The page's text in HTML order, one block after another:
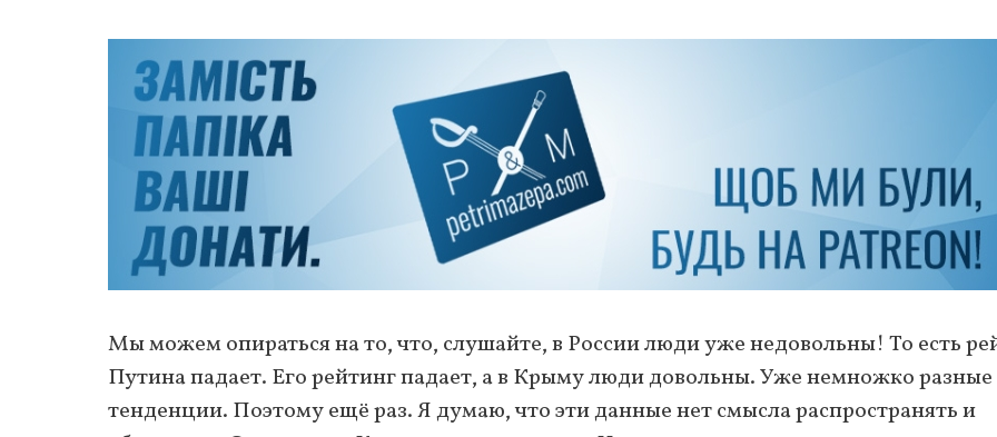
Мы можем опираться на то, что, слушайте, в России люди уже недовольны! То есть
Путина падает. Его рейтинг падает, а в Крыму люди довольны. Уже немножко разные
тенденции. Поэтому ещё раз. Я думаю, что эти данные нет смысла распространять и